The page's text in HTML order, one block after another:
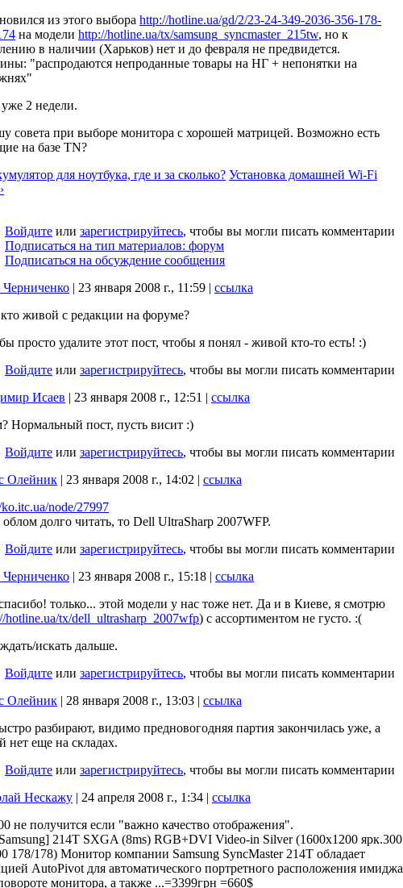
из этого выбора http://hotline.ua/gd/2/23-24-349-2036-356-178-
на модели http://hotline.ua/tx/samsung_syncmaster_215tw, но к
в наличии (Харьков) нет и до февраля не предвидется.
"распродаются непроданные товары на НГ + непонятки на
2 недели.
совета при выборе монитора с хорошей матрицей. Возможно есть
на базе TN?
для ноутбука, где и за сколько? Установка домашней Wi-Fi
Войдите или зарегистрируйтесь, чтобы вы могли писать комментарии
Подписаться на тип материалов: форум
Подписаться на обсуждение сообщения
| 23 января 2008 г., 11:59 | ссылка
живой с редакции на форуме?
просто удалите этот пост, чтобы я понял - живой кто-то есть! :)
Войдите или зарегистрируйтесь, чтобы вы могли писать комментарии
Исаев | 23 января 2008 г., 12:51 | ссылка
Нормальный пост, пусть висит :)
Войдите или зарегистрируйтесь, чтобы вы могли писать комментарии
Олейник | 23 января 2008 г., 14:02 | ссылка
node/27997
долго читать, то Dell UltraSharp 2007WFP.
Войдите или зарегистрируйтесь, чтобы вы могли писать комментарии
| 23 января 2008 г., 15:18 | ссылка
только... этой модели у нас тоже нет. Да и в Киеве, я смотрю
hotline.ua/tx/dell_ultrasharp_2007wfp) с ассортиментом не густо. :(
искать дальше.
Войдите или зарегистрируйтесь, чтобы вы могли писать комментарии
Олейник | 28 января 2008 г., 13:03 | ссылка
разбирают, видимо предновогодняя партия закончилась уже, а
нет еще на складах.
Войдите или зарегистрируйтесь, чтобы вы могли писать комментарии
Нескажу | 24 апреля 2008 г., 1:34 | ссылка
не получится если "важно качество отображения".
214T SXGA (8ms) RGB+DVI Video-in Silver (1600x1200 ярк.300
178/178) Монитор компании Samsung SyncMaster 214T обладает
AutoPivot для автоматического портретного расположения имиджа
монитора, а также ...=3399грн =660$